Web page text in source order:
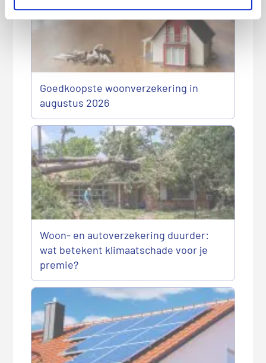
Goedkoopste woonverzekering in
augustus 2026
Woon- en autoverzekering duurder:
wat betekent klimaatschade voor je
premie?